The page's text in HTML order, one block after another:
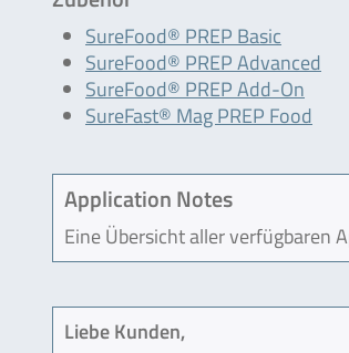
SureFood® PREP Basic
SureFood® PREP Advanced
SureFood® PREP Add-On
SureFast® Mag PREP Food
Application Notes
Eine Übersicht aller verfügbaren
Liebe Kunden,